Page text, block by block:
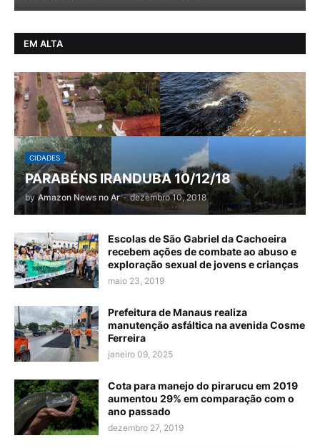
EM ALTA
CIDADES
PARABÉNS IRANDUBA 10/12/18
by Amazon News no Ar - dezembro 10, 2018
Escolas de São Gabriel da Cachoeira
recebem ações de combate ao abuso e
exploração sexual de jovens e crianças
maio 23, 2019
Prefeitura de Manaus realiza
manutenção asfáltica na avenida Cosme
Ferreira
janeiro 09, 2025
Cota para manejo do pirarucu em 2019
aumentou 29% em comparação com o
ano passado
dezembro 27, 2019